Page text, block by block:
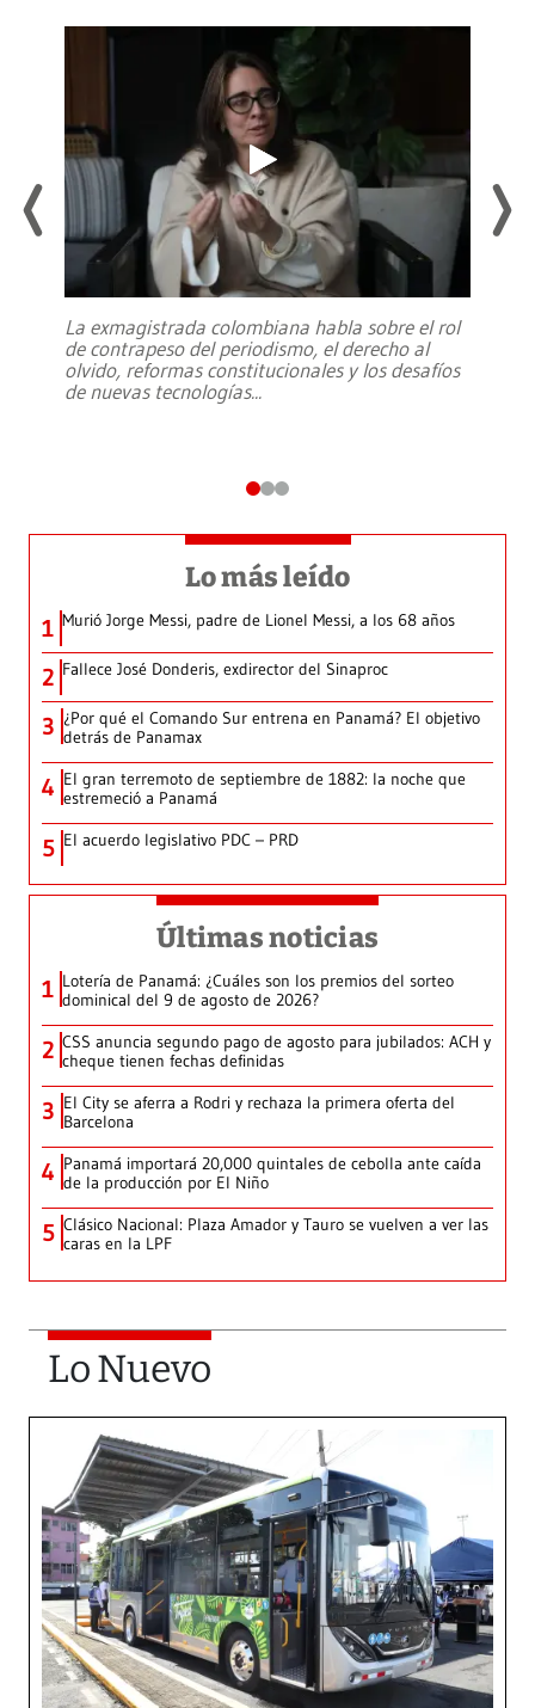
La exmagistrada colombiana habla sobre el rol
de contrapeso del periodismo, el derecho al
olvido, reformas constitucionales y los desafíos
de nuevas tecnologías...
Lo más leído
1 Murió Jorge Messi, padre de Lionel Messi, a los 68 años
2 Fallece José Donderis, exdirector del Sinaproc
3 ¿Por qué el Comando Sur entrena en Panamá? El objetivo
detrás de Panamax
4 El gran terremoto de septiembre de 1882: la noche que
estremeció a Panamá
5 El acuerdo legislativo PDC – PRD
Últimas noticias
1 Lotería de Panamá: ¿Cuáles son los premios del sorteo
dominical del 9 de agosto de 2026?
2 CSS anuncia segundo pago de agosto para jubilados: ACH y
cheque tienen fechas definidas
3 El City se aferra a Rodri y rechaza la primera oferta del
Barcelona
4 Panamá importará 20,000 quintales de cebolla ante caída
de la producción por El Niño
5 Clásico Nacional: Plaza Amador y Tauro se vuelven a ver las
caras en la LPF
Lo Nuevo